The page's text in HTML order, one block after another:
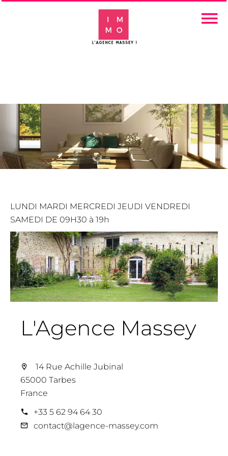
LUNDI MARDI MERCREDI JEUDI VENDREDI
SAMEDI DE 09H30 à 19h
L'Agence Massey
14 Rue Achille Jubinal
65000 Tarbes
France
+33 5 62 94 64 30
contact@lagence-massey.com